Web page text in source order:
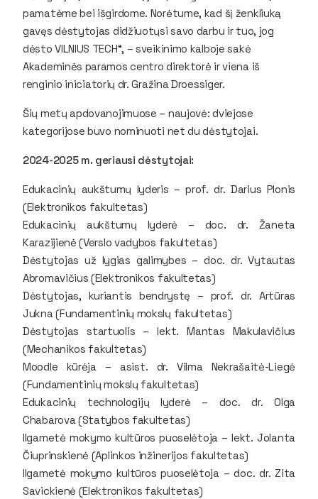
pamatėme bei išgirdome. Norėtume, kad šį ženkliuką
gavęs dėstytojas didžiuotųsi savo darbu ir tuo, jog
dėsto VILNIUS TECH“, – sveikinimo kalboje sakė
Akademinės paramos centro direktorė ir viena iš
renginio iniciatorių dr. Gražina Droessiger.
Šių metų apdovanojimuose – naujovė: dviejose
kategorijose buvo nominuoti net du dėstytojai.
2024-2025 m. geriausi dėstytojai:
Edukacinių aukštumų lyderis – prof. dr. Darius Plonis
(Elektronikos fakultetas)
Edukacinių aukštumų lyderė – doc. dr. Žaneta
Karazijienė (Verslo vadybos fakultetas)
Dėstytojas už lygias galimybes – doc. dr. Vytautas
Abromavičius (Elektronikos fakultetas)
Dėstytojas, kuriantis bendrystę – prof. dr. Artūras
Jukna (Fundamentinių mokslų fakultetas)
Dėstytojas startuolis – lekt. Mantas Makulavičius
(Mechanikos fakultetas)
Moodle kūrėja – asist. dr. Vilma Nekrašaitė-Liegė
(Fundamentinių mokslų fakultetas)
Edukacinių technologijų lyderė – doc. dr. Olga
Chabarova (Statybos fakultetas)
Ilgametė mokymo kultūros puoselėtoja – lekt. Jolanta
Čiuprinskienė (Aplinkos inžinerijos fakultetas)
Ilgametė mokymo kultūros puoselėtoja – doc. dr. Zita
Savickienė (Elektronikos fakultetas)